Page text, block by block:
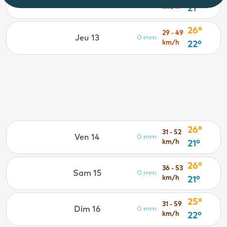
km/h
21°
Jeu 13 0 mm
29 - 49
km/h
26°
22°
Ven 14 0 mm
31 - 52
km/h
26°
21°
Sam 15 0 mm
36 - 53
km/h
26°
21°
Dim 16 0 mm
31 - 59
km/h
25°
22°